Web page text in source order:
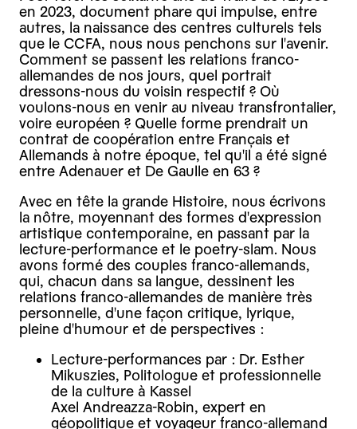
en 2023, document phare qui impulse, entre
autres, la naissance des centres culturels tels
que le CCFA, nous nous penchons sur l'avenir.
Comment se passent les relations franco-
allemandes de nos jours, quel portrait
dressons-nous du voisin respectif ? Où
voulons-nous en venir au niveau transfrontalier,
voire européen ? Quelle forme prendrait un
contrat de coopération entre Français et
Allemands à notre époque, tel qu'il a été signé
entre Adenauer et De Gaulle en 63 ?
Avec en tête la grande Histoire, nous écrivons
la nôtre, moyennant des formes d'expression
artistique contemporaine, en passant par la
lecture-performance et le poetry-slam. Nous
avons formé des couples franco-allemands,
qui, chacun dans sa langue, dessinent les
relations franco-allemandes de manière très
personnelle, d'une façon critique, lyrique,
pleine d'humour et de perspectives :
Lecture-performances par : Dr. Esther
Mikuszies, Politologue et professionnelle
de la culture à Kassel
Axel Andreazza-Robin, expert en
géopolitique et voyageur franco-allemand